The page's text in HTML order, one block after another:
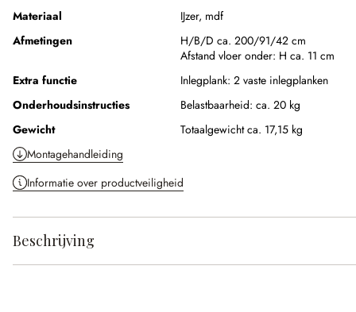
Materiaal
IJzer, mdf
Afmetingen
H/B/D ca. 200/91/42 cm
Afstand vloer onder: H ca. 11 cm
Extra functie
Inlegplank: 2 vaste inlegplanken
Onderhoudsinstructies
Belastbaarheid: ca. 20 kg
Gewicht
Totaalgewicht ca. 17,15 kg
Montagehandleiding
Informatie over productveiligheid
Beschrijving